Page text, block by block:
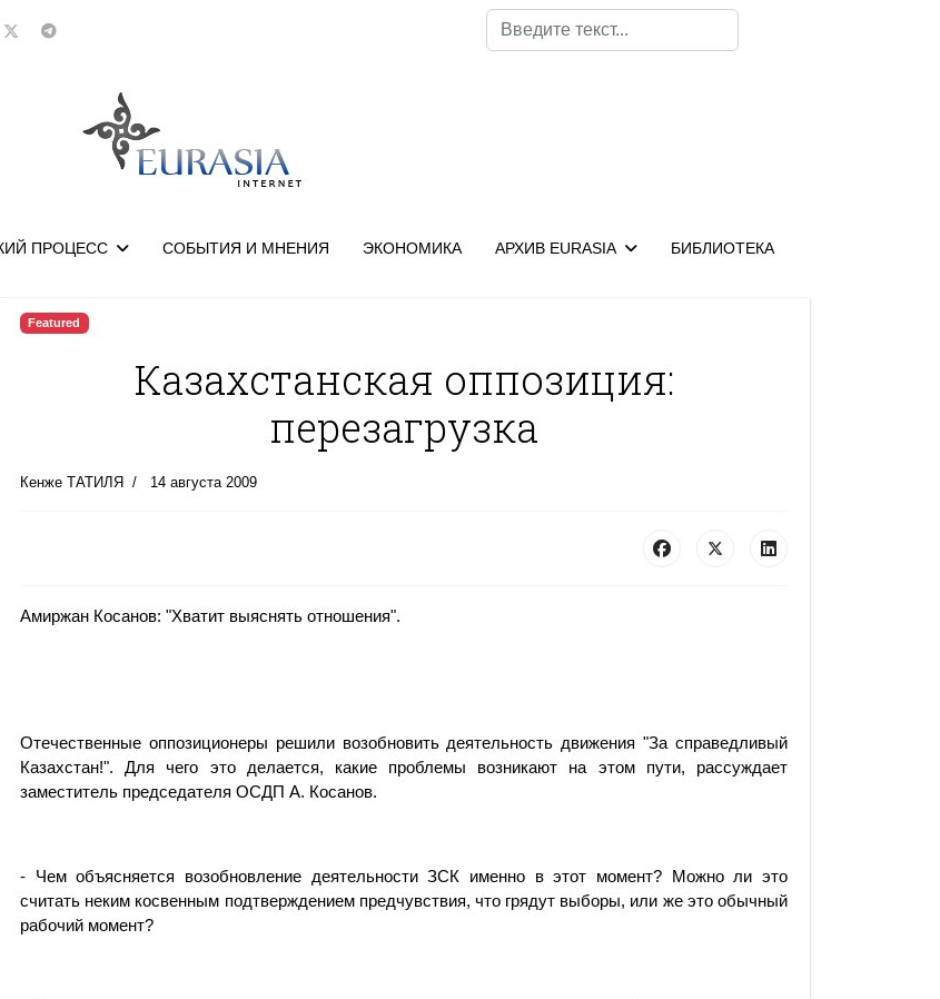
Поиск
ПРОЦЕСС СОБЫТИЯ И МНЕНИЯ ЭКОНОМИКА АРХИВ EURASIA БИБЛИОТЕКА
Featured
Казахстанская оппозиция:
перезагрузка
Кенже ТАТИЛЯ 14 августа 2009
Амиржан Косанов: "Хватит выяснять отношения".
Отечественные оппозиционеры решили возобновить деятельность движения "За справедливый
Казахстан!". Для чего это делается, какие проблемы возникают на этом пути, рассуждает
заместитель председателя ОСДП А. Косанов.
- Чем объясняется возобновление деятельности ЗСК именно в этот момент? Можно ли это
считать неким косвенным подтверждением предчувствия, что грядут выборы, или же это обычный
рабочий момент?